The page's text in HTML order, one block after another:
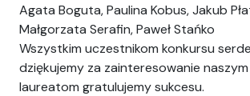
Agata Boguta, Paulina Kobus, Jakub
Małgorzata Serafin, Paweł Stańko
Wszystkim uczestnikom konkursu
dziękujemy za zainteresowanie
laureatom gratulujemy sukcesu.